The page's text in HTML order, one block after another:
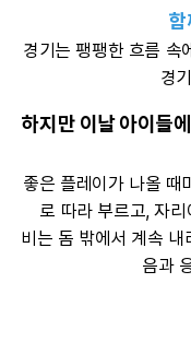
함
경기는 팽팽한 흐름 속
경
하지만 이날 아이들
좋은 플레이가 나올 때
로 따라 부르고, 자
비는 돔 밖에서 계속
음과